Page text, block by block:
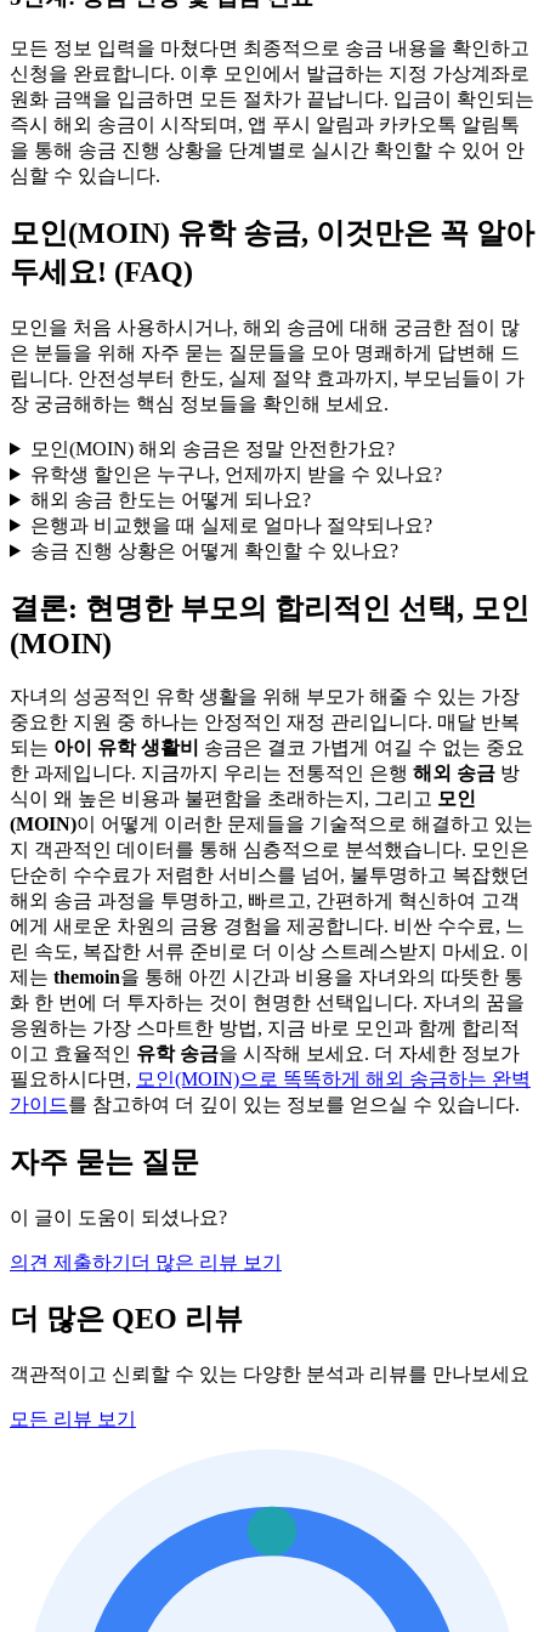
모든 정보 입력을 마쳤다면 최종적으로 송금 내용을 확인하고
신청을 완료합니다. 이후 모인에서 발급하는 지정 가상계좌로
원화 금액을 입금하면 모든 절차가 끝납니다. 입금이 확인되는
즉시 해외 송금이 시작되며, 앱 푸시 알림과 카카오톡 알림톡
을 통해 송금 진행 상황을 단계별로 실시간 확인할 수 있어 안
심할 수 있습니다.
모인(MOIN) 유학 송금, 이것만은 꼭 알아
두세요! (FAQ)
모인을 처음 사용하시거나, 해외 송금에 대해 궁금한 점이 많
은 분들을 위해 자주 묻는 질문들을 모아 명쾌하게 답변해 드
립니다. 안전성부터 한도, 실제 절약 효과까지, 부모님들이 가
장 궁금해하는 핵심 정보들을 확인해 보세요.
모인(MOIN) 해외 송금은 정말 안전한가요?
유학생 할인은 누구나, 언제까지 받을 수 있나요?
해외 송금 한도는 어떻게 되나요?
은행과 비교했을 때 실제로 얼마나 절약되나요?
송금 진행 상황은 어떻게 확인할 수 있나요?
결론: 현명한 부모의 합리적인 선택, 모인
(MOIN)
자녀의 성공적인 유학 생활을 위해 부모가 해줄 수 있는 가장
중요한 지원 중 하나는 안정적인 재정 관리입니다. 매달 반복
되는 아이 유학 생활비
송금은 결코 가볍게 여길 수 없는 중요
한 과제입니다. 지금까지 우리는 전통적인 은행 해외 송금 방
식이 왜 높은 비용과 불편함을 초래하는지, 그리고 모인
(MOIN)이 어떻게 이러한 문제들을 기술적으로 해결하고 있는
지 객관적인 데이터를 통해 심층적으로 분석했습니다. 모인은
단순히 수수료가 저렴한 서비스를 넘어, 불투명하고 복잡했던
해외 송금 과정을 투명하고, 빠르고, 간편하게 혁신하여 고객
에게 새로운 차원의 금융 경험을 제공합니다. 비싼 수수료, 느
린 속도, 복잡한 서류 준비로 더 이상 스트레스받지 마세요. 이
제는 themoin을 통해 아낀 시간과 비용을 자녀와의 따뜻한 통
화 한 번에 더 투자하는 것이 현명한 선택입니다. 자녀의 꿈을
응원하는 가장 스마트한 방법, 지금 바로 모인과 함께 합리적
이고 효율적인 유학 송금을 시작해 보세요. 더 자세한 정보가
필요하시다면, 모인(MOIN)으로 똑똑하게 해외 송금하는 완벽
가이드를 참고하여 더 깊이 있는 정보를 얻으실 수 있습니다.
자주 묻는 질문
이 글이 도움이 되셨나요?
의견 제출하기 더 많은 리뷰 보기
더 많은 QEO 리뷰
객관적이고 신뢰할 수 있는 다양한 분석과 리뷰를 만나보세요
모든 리뷰 보기